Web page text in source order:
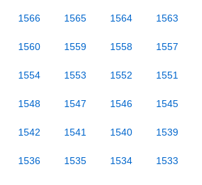
1566 1565 1564 1563
1560 1559 1558 1557
1554 1553 1552 1551
1548 1547 1546 1545
1542 1541 1540 1539
1536 1535 1534 1533